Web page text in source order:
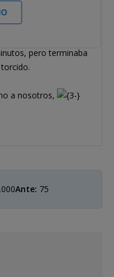
se movía all-in
pero terminaba
a nosotros,
Ante: 75